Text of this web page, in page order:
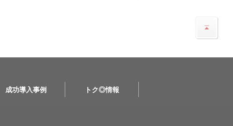
成功導入事例 トク◎情報